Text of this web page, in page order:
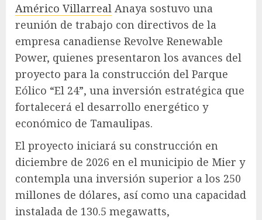
Américo Villarreal Anaya sostuvo una
reunión de trabajo con directivos de la
empresa canadiense Revolve Renewable
Power, quienes presentaron los avances del
proyecto para la construcción del Parque
Eólico “El 24”, una inversión estratégica que
fortalecerá el desarrollo energético y
económico de Tamaulipas.
El proyecto iniciará su construcción en
diciembre de 2026 en el municipio de Mier y
contempla una inversión superior a los 250
millones de dólares, así como una capacidad
instalada de 130.5 megawatts,